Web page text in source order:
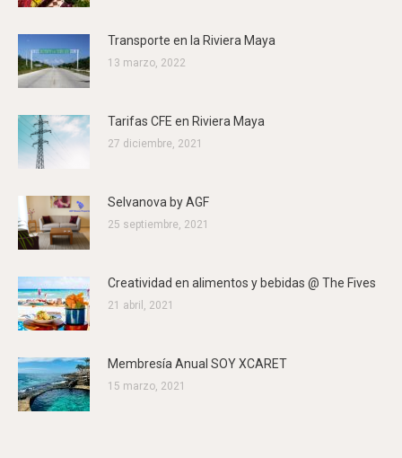
Transporte en la Riviera Maya
13 marzo, 2022
Tarifas CFE en Riviera Maya
27 diciembre, 2021
Selvanova by AGF
25 septiembre, 2021
Creatividad en alimentos y bebidas @ The Fives
21 abril, 2021
Membresía Anual SOY XCARET
15 marzo, 2021